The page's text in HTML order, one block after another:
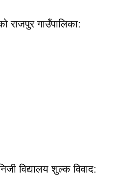
राजपुर गाउँपालिका:
विद्यालय शुल्क विवाद: